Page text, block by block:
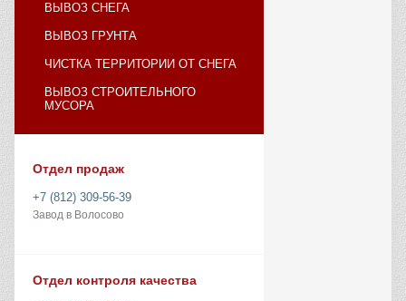
ВЫВОЗ СНЕГА
ВЫВОЗ ГРУНТА
ЧИСТКА ТЕРРИТОРИИ ОТ СНЕГА
ВЫВОЗ СТРОИТЕЛЬНОГО
МУСОРА
Отдел продаж
+7 (812) 309-56-39
Завод в Волосово
Отдел контроля качества